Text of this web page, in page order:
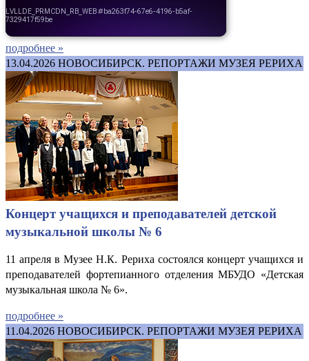
подробнее »
13.04.2026 НОВОСИБИРСК. РЕПОРТАЖИ МУЗЕЯ РЕРИХА
Концерт учащихся и преподавателей детской
музыкальной школы № 6
11 апреля в Музее Н.К. Рериха состоялся концерт учащихся и
преподавателей фортепианного отделения МБУДО «Детская
музыкальная школа № 6».
подробнее »
11.04.2026 НОВОСИБИРСК. РЕПОРТАЖИ МУЗЕЯ РЕРИХА